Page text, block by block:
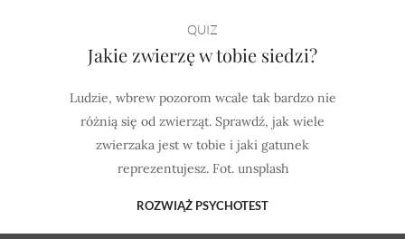
QUIZ
Jakie zwierzę w tobie siedzi?
Ludzie, wbrew pozorom wcale tak bardzo nie
różnią się od zwierząt. Sprawdź, jak wiele
zwierzaka jest w tobie i jaki gatunek
reprezentujesz. Fot. unsplash
ROZWIĄŻ PSYCHOTEST